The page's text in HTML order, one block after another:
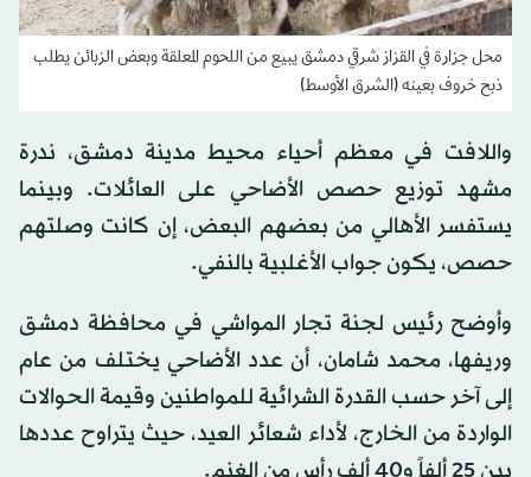
محل جزارة في القزاز شرقي دمشق يبيع من اللحوم المعلقة وبعض الزبائن يطلب
ذبح خروف بعينه (الشرق الأوسط)
واللافت في معظم أحياء محيط مدينة دمشق، ندرة
مشهد توزيع حصص الأضاحي على العائلات. وبينما
يستفسر الأهالي من بعضهم البعض، إن كانت وصلتهم
حصص، يكون جواب الأغلبية بالنفي.
وأوضح رئيس لجنة تجار المواشي في محافظة دمشق
وريفها، محمد شامان، أن عدد الأضاحي يختلف من عام
إلى آخر حسب القدرة الشرائية للمواطنين وقيمة الحوالات
الواردة من الخارج، لأداء شعائر العيد، حيث يتراوح عددها
بين 25 ألفاً و40 ألف رأس من الغنم.